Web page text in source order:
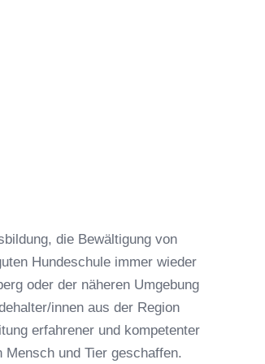
die Bewältigung von
Hundeschule immer wieder
oder der näheren Umgebung
innen aus der Region
erfahrener und kompetenter
und Tier geschaffen.